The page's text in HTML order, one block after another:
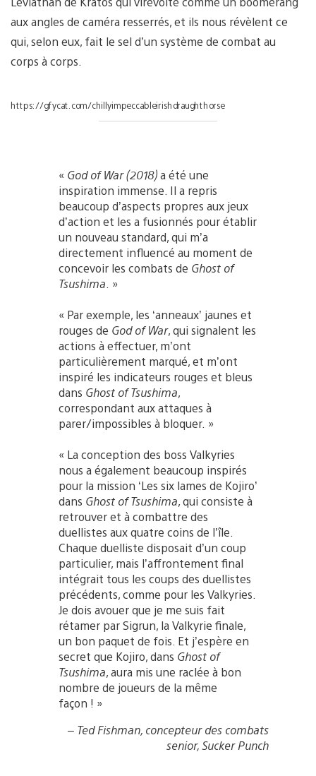
aux angles de caméra resserrés, et ils nous révèlent ce
qui, selon eux, fait le sel d’un système de combat au
corps à corps.
https://gfycat.com/chillyimpeccableirishdraughthorse
« God of War (2018)a été une
inspiration immense. Il a repris
beaucoup d’aspects propres aux jeux
d’action et les a fusionnés pour établir
un nouveau standard, qui m’a
directement influencé au moment de
concevoir les combats de Ghost of
Tsushima . »
« Par exemple, les ‘anneaux’ jaunes et
rouges de God of War, qui signalent les
actions à effectuer, m’ont
particulièrement marqué, et m’ont
inspiré les indicateurs rouges et bleus
dans Ghost of Tsushima,
correspondant aux attaques à
parer/impossibles à bloquer. »
« La conception des boss Valkyries
nous a également beaucoup inspirés
pour la mission ‘Les six lames de Kojiro’
dans Ghost of Tsushima, qui consiste à
retrouver et à combattre des
duellistes aux quatre coins de l’île.
Chaque duelliste disposait d’un coup
particulier, mais l’affrontement final
intégrait tous les coups des duellistes
précédents, comme pour les Valkyries.
Je dois avouer que je me suis fait
rétamer par Sigrun, la Valkyrie finale,
un bon paquet de fois. Et j’espère en
secret que Kojiro, dans Ghost of
Tsushima, aura mis une raclée à bon
nombre de joueurs de la même
façon ! »
– Ted Fishman, concepteur des combats
senior, Sucker Punch